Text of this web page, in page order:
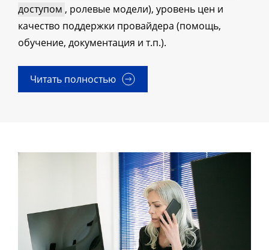
доступом , ролевые модели), уровень цен и
качество поддержки провайдера (помощь,
обучение, документация и т.п.).
Читать полностью